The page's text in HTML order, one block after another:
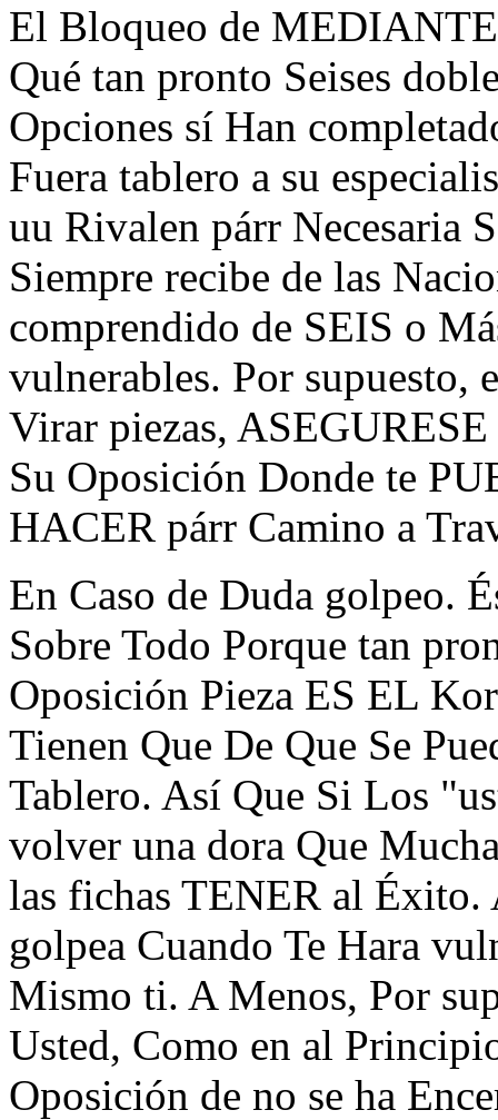
El Bloqueo de MEDIANTE
Qué tan pronto Seises
Opciones sí Han
Fuera tablero a su
uu Rivalen párr Necesaria
Siempre recibe de las
comprendido de SEIS o
vulnerables. Por supuesto,
Virar piezas,
Su Oposición Donde te
HACER párr Camino a
En Caso de Duda golpeo.
Sobre Todo Porque tan
Oposición Pieza ES EL
Tienen Que De Que Se
Tablero. Así Que Si Los
volver una dora Que
las fichas TENER al Éxito.
golpea Cuando Te Hara
Mismo ti. A Menos, Por
Usted, Como en al
Oposición de no se ha